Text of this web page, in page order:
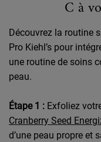
C à
Découvrez la routine
Pro Kiehl’s pour
une routine de soins
peau.
Étape 1 : Exfoliez
Cranberry Seed
d’une peau propre et